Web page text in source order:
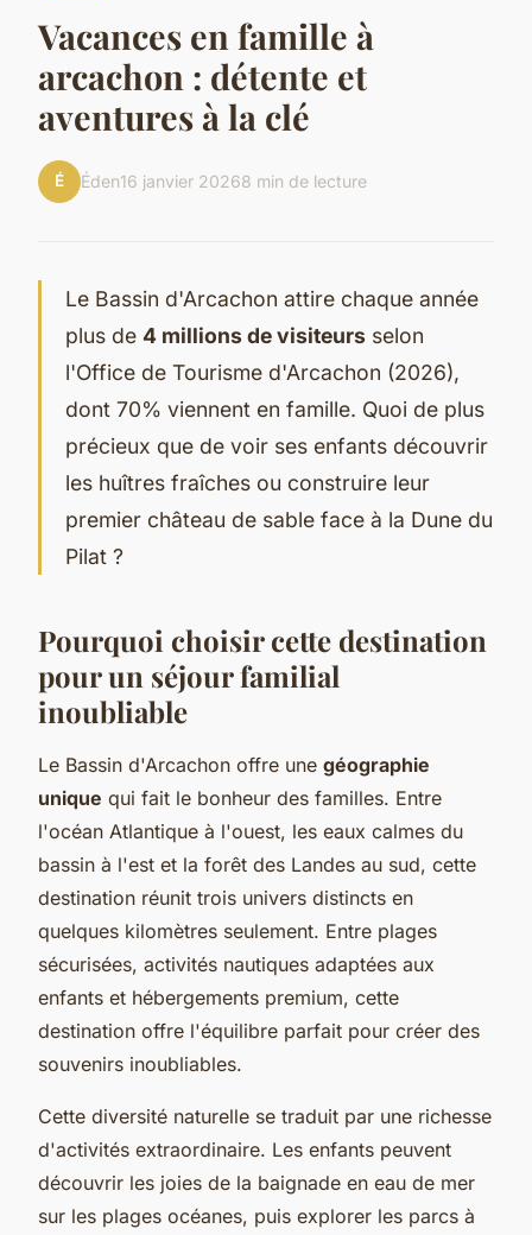
Vacances en famille à
arcachon : détente et
aventures à la clé
É Éden16 janvier 20268 min de lecture
Le Bassin d'Arcachon attire chaque année
plus de 4 millions de visiteurs selon
l'Office de Tourisme d'Arcachon (2026),
dont 70% viennent en famille. Quoi de plus
précieux que de voir ses enfants découvrir
les huîtres fraîches ou construire leur
premier château de sable face à la Dune du
Pilat ?
Pourquoi choisir cette destination
pour un séjour familial
inoubliable
Le Bassin d'Arcachon offre une géographie
unique qui fait le bonheur des familles. Entre
l'océan Atlantique à l'ouest, les eaux calmes du
bassin à l'est et la forêt des Landes au sud, cette
destination réunit trois univers distincts en
quelques kilomètres seulement. Entre plages
sécurisées, activités nautiques adaptées aux
enfants et hébergements premium, cette
destination offre l'équilibre parfait pour créer des
souvenirs inoubliables.
Cette diversité naturelle se traduit par une richesse
d'activités extraordinaire. Les enfants peuvent
découvrir les joies de la baignade en eau de mer
sur les plages océanes, puis explorer les parcs à